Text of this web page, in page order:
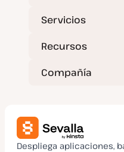
Servicios
Recursos
Compañía
Despliega aplicaciones,